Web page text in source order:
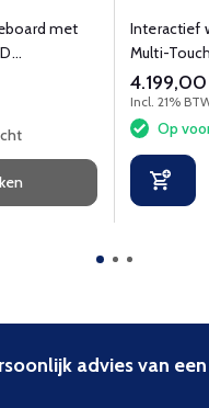
met
Interactief
Multi-
4.199,00
Incl. 21%
Op
advies van